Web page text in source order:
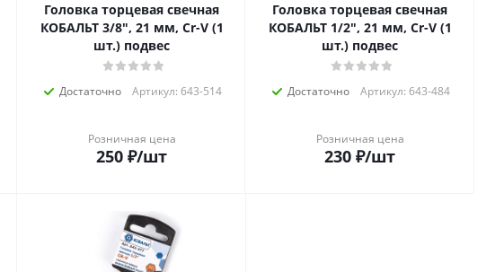
Головка торцевая свечная
КОБАЛЬТ 3/8", 21 мм, Cr-V (1
шт.) подвес
Достаточно Артикул: 643-514
Розничная цена
250 ₽/шт
Головка торцевая свечная
КОБАЛЬТ 1/2", 21 мм, Cr-V (1
шт.) подвес
Достаточно Артикул: 643-484
Розничная цена
230 ₽/шт